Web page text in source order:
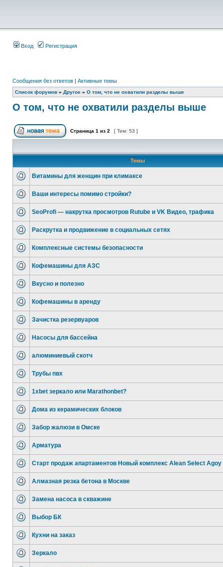
Вход Регистрация
Сообщения без ответов | Активные темы
Список форумов » Другое » О том, что не охватили разделы выше
О том, что не охватили разделы выше
Страница 1 из 2 [ Тем: 53 ]
Темы
Витамины для женщин при климаксе
Ваши интересы помимо стройки?
SeoProfi — накрутка просмотров Rutube и VK Видео, трафика
Раскрутка и продвижение в социальных сетях
Комплексные системы безопасности
Кофемашины для АЗС
Вкусно и полезно
Кофемашины в аренду
Зачистка резервуаров
Насосы для бассейна
алюминиевый скотч
Трубы пвх
1xbet зеркало или Marathonbet?
Дома из керамических блоков
Забор жалюзи в Омске
Арматура
Старт продаж апартаментов Новый комплекс Alean Select Agoy
Алмазная резка бетона в Москве
Замена насоса в скважине
Выбор БК
Кухни на заказ
Зеркало